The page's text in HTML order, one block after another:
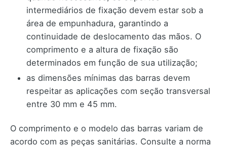
intermediários de fixação devem estar sob a
área de empunhadura, garantindo a
continuidade de deslocamento das mãos. O
comprimento e a altura de fixação são
determinados em função de sua utilização;
as dimensões mínimas das barras devem
respeitar as aplicações com seção transversal
entre 30 mm e 45 mm.
O comprimento e o modelo das barras variam de
acordo com as peças sanitárias. Consulte a norma